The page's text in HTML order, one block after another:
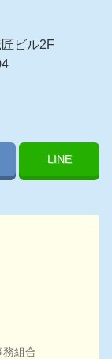
ビル2F
LINE
務組合